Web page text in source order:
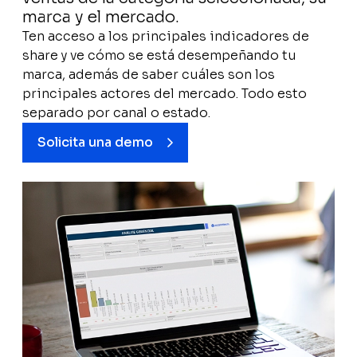
Diagnóstico
Evolución mensual
4 jugadores
Gramaje
marca y el mercado.
Ten acceso a los principales indicadores de
share y ve cómo se está desempeñando tu
marca, además de saber cuáles son los
principales actores del mercado. Todo esto
separado por canal o estado.
Solicita una demo